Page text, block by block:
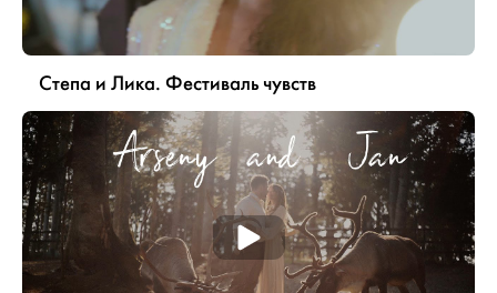
Степа и Лика. Фестиваль чувств